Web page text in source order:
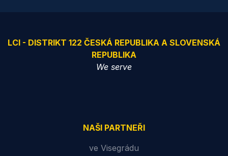
LCI - DISTRIKT 122 ČESKÁ REPUBLIKA A SLOVENSKÁ
REPUBLIKA
We serve
NAŠI PARTNEŘI
ve Visegrádu